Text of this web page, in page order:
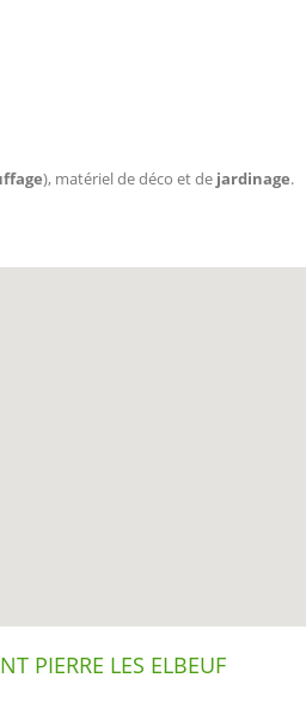
), matériel de déco et de jardinage.
PIERRE LES ELBEUF